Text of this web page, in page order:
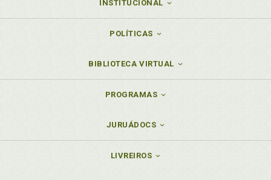
INSTITUCIONAL
POLÍTICAS
BIBLIOTECA VIRTUAL
PROGRAMAS
JURUÁDOCS
LIVREIROS